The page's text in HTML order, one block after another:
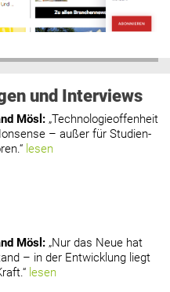
und Interviews
Mösl : „Technologieoffenheit
– außer für Studien-
lesen
Mösl : „Nur das Neue hat
– in der Entwicklung liegt
lesen